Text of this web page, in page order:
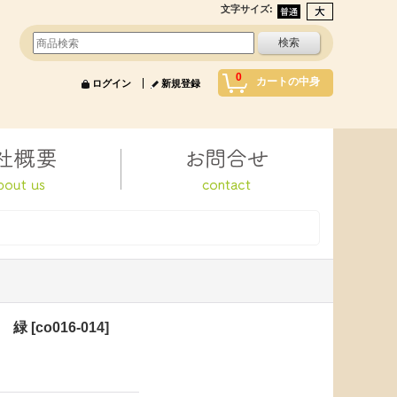
文字サイズ:
0 カートの中身
ログイン 新規登録
緑 [co016-014]